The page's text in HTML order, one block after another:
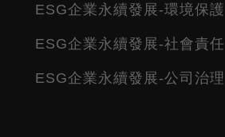
ESG企業永續發展-環境保護
ESG企業永續發展-社會責任
ESG企業永續發展-公司治理